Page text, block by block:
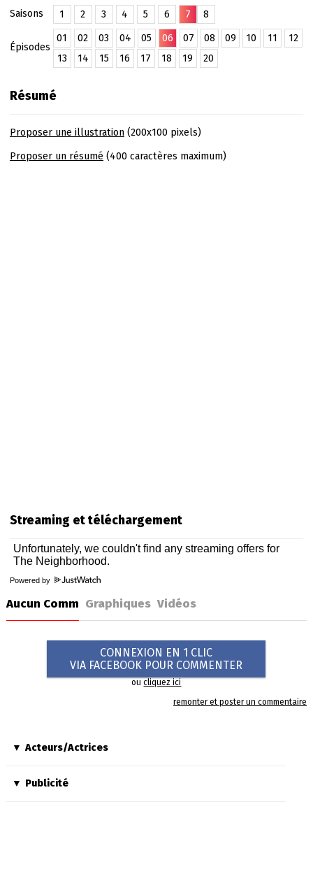
Saisons
1 2 3 4 5 6 7 8
Épisodes
01 02 03 04 05 06 07 08 09 10 11
12
13
14 15 16 17 18 19 20
Résumé
Proposer une illustration(200x100 pixels)
Proposer un résumé (400 caractères maximum)
Streaming et téléchargement
Powered by
Aucun Comm Graphiques Vidéos
CONNEXION EN 1 CLIC
VIA FACEBOOK POUR COMMENTER
oucliquez ici
remonter et poster un commentaire
Acteurs/Actrices
Publicité